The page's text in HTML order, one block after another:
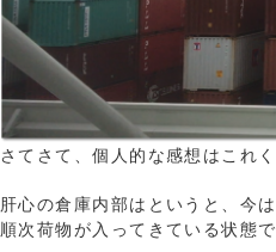
さてさて、個人的な感想はこれ
肝心の倉庫内部はというと、今
順次荷物が入ってきている状態で